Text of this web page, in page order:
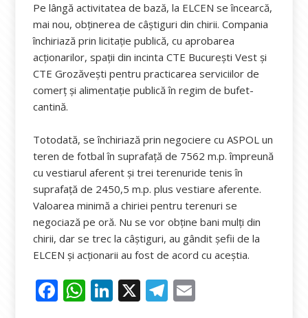
Pe lângă activitatea de bază, la ELCEN se încearcă,
mai nou, obținerea de câștiguri din chirii. Compania
închiriază prin licitație publică, cu aprobarea
acționarilor, spații din incinta CTE București Vest și
CTE Grozăvești pentru practicarea serviciilor de
comerț și alimentație publică în regim de bufet-
cantină.
Totodată, se închiriază prin negociere cu ASPOL un
teren de fotbal în suprafață de 7562 m.p. împreună
cu vestiarul aferent și trei terenuride tenis în
suprafață de 2450,5 m.p. plus vestiare aferente.
Valoarea minimă a chiriei pentru terenuri se
negociază pe oră. Nu se vor obține bani mulți din
chirii, dar se trec la câștiguri, au gândit șefii de la
ELCEN și acționarii au fost de acord cu aceștia.
F W Li X T